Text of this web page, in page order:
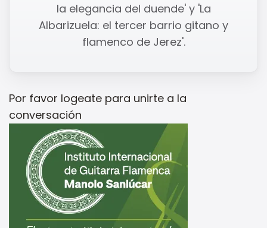
la elegancia del duende' y 'La
Albarizuela: el tercer barrio gitano y
flamenco de Jerez'.
Por favor logeate para unirte a la
conversación